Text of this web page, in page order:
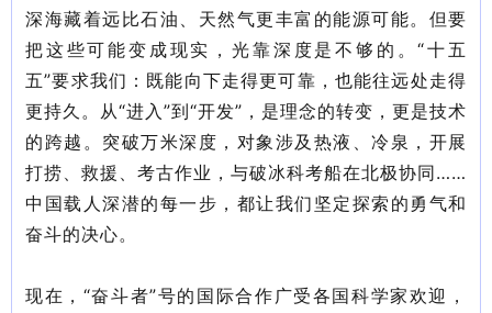
深海藏着远比石油、天然气更丰富的能源可能。但要
把这些可能变成现实，光靠深度是不够的。“十五
五”要求我们：既能向下走得更可靠，也能往远处走得
更持久。从“进入”到“开发”，是理念的转变，更是技术
的跨越。突破万米深度，对象涉及热液、冷泉，开展
打捞、救援、考古作业，与破冰科考船在北极协同……
中国载人深潜的每一步，都让我们坚定探索的勇气和
奋斗的决心。
现在，“奋斗者”号的国际合作广受各国科学家欢迎，